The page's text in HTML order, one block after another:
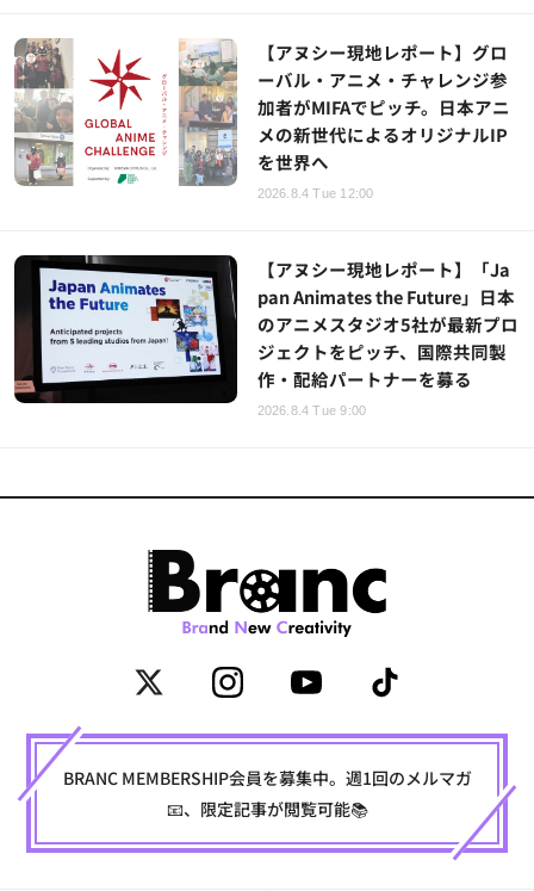
【アヌシー現地レポート】グロ
ーバル・アニメ・チャレンジ参
加者がMIFAでピッチ。日本アニ
メの新世代によるオリジナルIP
を世界へ
2026.8.4 Tue 12:00
【アヌシー現地レポート】「Ja
pan Animates the Future」日本
のアニメスタジオ5社が最新プロ
ジェクトをピッチ、国際共同製
作・配給パートナーを募る
2026.8.4 Tue 9:00
BRANC MEMBERSHIP会員を募集中。週1回のメルマガ
📧、限定記事が閲覧可能📚